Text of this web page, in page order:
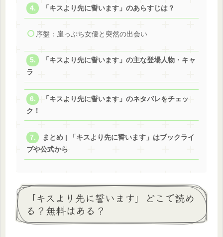
「キスより先に誓います」のあらすじは？
序盤：崖っぷち女優と突然の出会い
「キスより先に誓います」の主な登場人物・キャ
ラ
「キスより先に誓います」のネタバレをチェッ
ク！
まとめ | 「キスより先に誓います」はブックライ
ブや公式から
「キスより先に誓います」どこで読め
る？無料はある？